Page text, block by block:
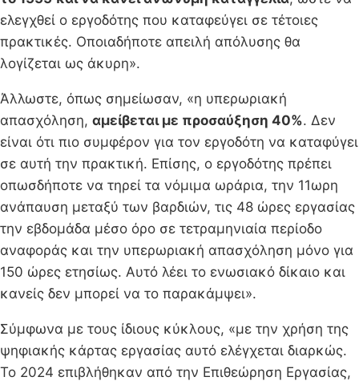
ελεγχθεί ο εργοδότης που καταφεύγει σε τέτοιες
πρακτικές. Οποιαδήποτε απειλή απόλυσης θα
λογίζεται ως άκυρη».
Άλλωστε, όπως σημείωσαν, «η υπερωριακή
απασχόληση, αμείβεται με προσαύξηση 40%. Δεν
είναι ότι πιο συμφέρον για τον εργοδότη να καταφύγει
σε αυτή την πρακτική. Επίσης, ο εργοδότης πρέπει
οπωσδήποτε να τηρεί τα νόμιμα ωράρια, την 11ωρη
ανάπαυση μεταξύ των βαρδιών, τις 48 ώρες εργασίας
την εβδομάδα μέσο όρο σε τετραμηνιαία περίοδο
αναφοράς και την υπερωριακή απασχόληση μόνο για
150 ώρες ετησίως. Αυτό λέει το ενωσιακό δίκαιο και
κανείς δεν μπορεί να το παρακάμψει».
Σύμφωνα με τους ίδιους κύκλους, «με την χρήση της
ψηφιακής κάρτας εργασίας αυτό ελέγχεται διαρκώς.
Το 2024 επιβλήθηκαν από την Επιθεώρηση Εργασίας,